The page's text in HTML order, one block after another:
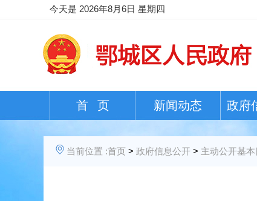
今天是 2026年8月6日 星期四
首 页 新闻动态 政府
当前位置 :首页 > 政府信息公开 > 主动公开基